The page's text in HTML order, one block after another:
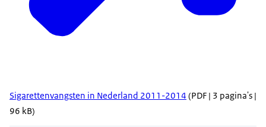
Sigarettenvangsten in Nederland 2011-2014 (PDF | 3 pagina's |
96 kB)